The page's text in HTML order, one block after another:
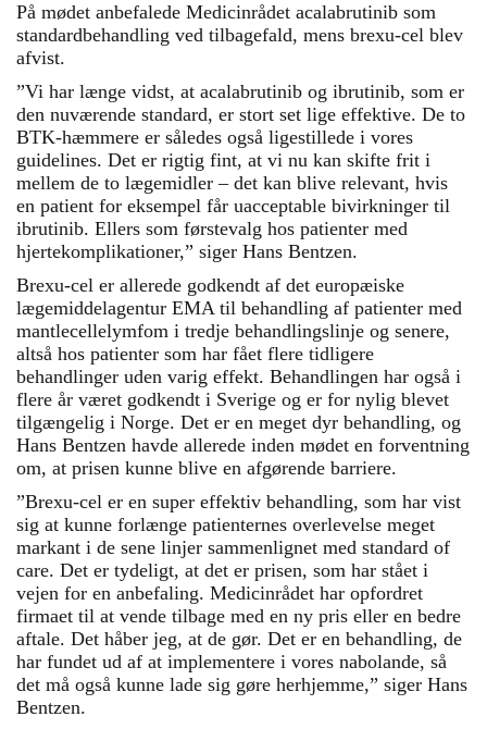
På mødet anbefalede Medicinrådet acalabrutinib som
standardbehandling ved tilbagefald, mens brexu-cel blev
afvist.
”Vi har længe vidst, at acalabrutinib og ibrutinib, som er
den nuværende standard, er stort set lige effektive. De to
BTK-hæmmere er således også ligestillede i vores
guidelines. Det er rigtig fint, at vi nu kan skifte frit i
mellem de to lægemidler – det kan blive relevant, hvis
en patient for eksempel får uacceptable bivirkninger til
ibrutinib. Ellers som førstevalg hos patienter med
hjertekomplikationer,” siger Hans Bentzen.
Brexu-cel er allerede godkendt af det europæiske
lægemiddelagentur EMA til behandling af patienter med
mantlecellelymfom i tredje behandlingslinje og senere,
altså hos patienter som har fået flere tidligere
behandlinger uden varig effekt. Behandlingen har også i
flere år været godkendt i Sverige og er for nylig blevet
tilgængelig i Norge. Det er en meget dyr behandling, og
Hans Bentzen havde allerede inden mødet en forventning
om, at prisen kunne blive en afgørende barriere.
”Brexu-cel er en super effektiv behandling, som har vist
sig at kunne forlænge patienternes overlevelse meget
markant i de sene linjer sammenlignet med standard of
care. Det er tydeligt, at det er prisen, som har stået i
vejen for en anbefaling. Medicinrådet har opfordret
firmaet til at vende tilbage med en ny pris eller en bedre
aftale. Det håber jeg, at de gør. Det er en behandling, de
har fundet ud af at implementere i vores nabolande, så
det må også kunne lade sig gøre herhjemme,” siger Hans
Bentzen.